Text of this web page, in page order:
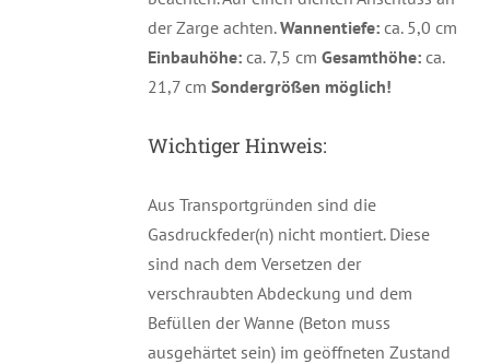
der Zarge achten.Wannentiefe:ca. 5,0 cm
Einbauhöhe:ca. 7,5 cm Gesamthöhe:ca.
21,7 cm Sondergrößen möglich!
Wichtiger Hinweis:
Aus Transportgründen sind die
Gasdruckfeder(n) nicht montiert. Diese
sind nach dem Versetzen der
verschraubten Abdeckung und dem
Befüllen der Wanne (Beton muss
ausgehärtet sein) im geöffneten Zustand